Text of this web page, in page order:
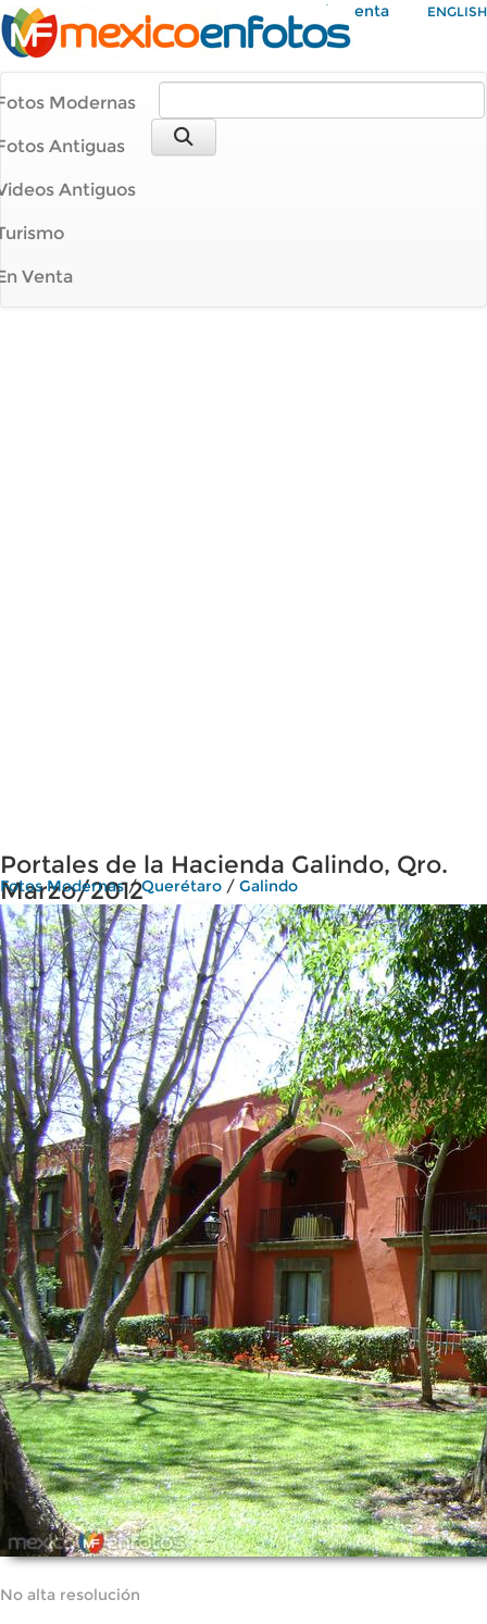
Mi Cuenta ENGLISH
Modernas
Antiguas
Antiguos
Venta
Portales de la Hacienda Galindo, Qro.
Marzo/2012
Fotos Modernas/Querétaro / Galindo
No alta resolución